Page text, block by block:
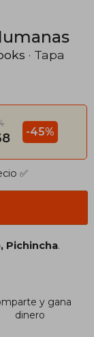
· Tapa
-45%
✅
Pichincha.
y gana
dinero